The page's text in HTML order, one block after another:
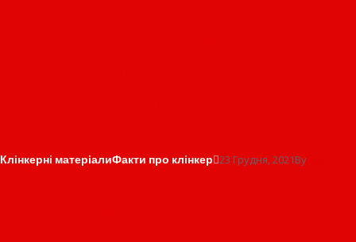
Клінкерні матеріалиФакти про клінкер 23 Грудня, 2021By